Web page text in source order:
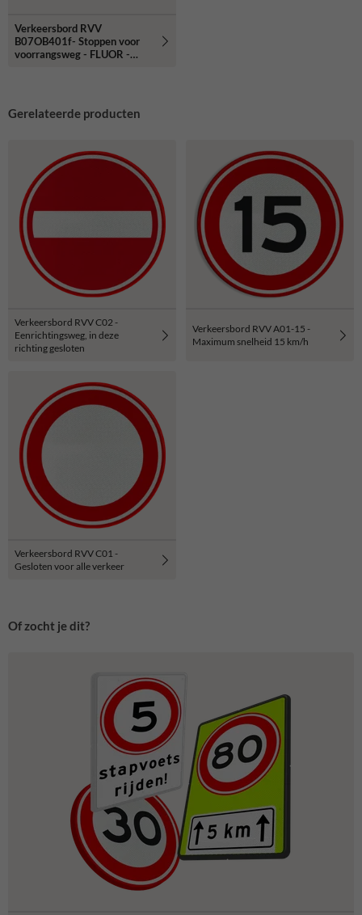
Verkeersbord RVV
B07OB401f- Stoppen voor
voorrangsweg - FLUOR -
Gerelateerde producten
Verkeersbord RVV C02 -
Eenrichtingsweg, in deze
richting gesloten
Verkeersbord RVV A01-15 -
Maximum snelheid 15 km/h
Verkeersbord RVV C01 -
Gesloten voor alle verkeer
Of zocht je dit?